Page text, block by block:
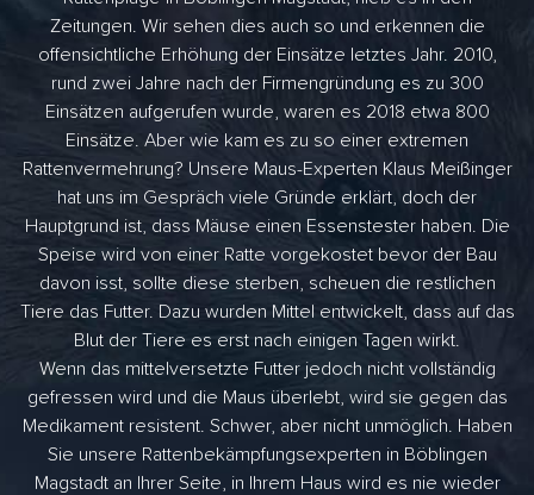
Zeitungen. Wir sehen dies auch so und erkennen die
offensichtliche Erhöhung der Einsätze letztes Jahr. 2010,
rund zwei Jahre nach der Firmengründung es zu 300
Einsätzen aufgerufen wurde, waren es 2018 etwa 800
Einsätze. Aber wie kam es zu so einer extremen
Rattenvermehrung? Unsere Maus-Experten Klaus Meißinger
hat uns im Gespräch viele Gründe erklärt, doch der
Hauptgrund ist, dass Mäuse einen Essenstester haben. Die
Speise wird von einer Ratte vorgekostet bevor der Bau
davon isst, sollte diese sterben, scheuen die restlichen
Tiere das Futter. Dazu wurden Mittel entwickelt, dass auf das
Blut der Tiere es erst nach einigen Tagen wirkt.
Wenn das mittelversetzte Futter jedoch nicht vollständig
gefressen wird und die Maus überlebt, wird sie gegen das
Medikament resistent. Schwer, aber nicht unmöglich. Haben
Sie unsere Rattenbekämpfungsexperten in Böblingen
Magstadt an Ihrer Seite, in Ihrem Haus wird es nie wieder